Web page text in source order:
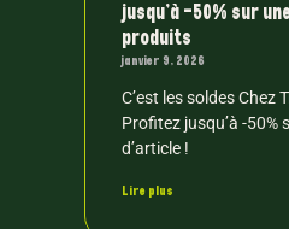
jusqu’à -50% sur
produits
janvier 9, 2026
C’est les soldes Chez
Profitez jusqu’à -50%
d’article !
Lire plus